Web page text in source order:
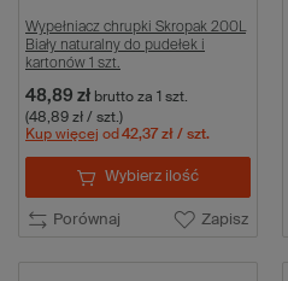
Wypełniacz chrupki Skropak 200L
Biały naturalny do pudełek i
kartonów 1 szt.
48,89 zł brutto za 1 szt.
(48,89 zł / szt.)
Kup więcej od 42,37 zł / szt.
Porównaj Zapisz
Wybierz ilość